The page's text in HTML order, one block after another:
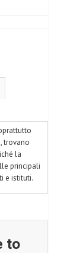
trovano
la
principali
e istituti.
to